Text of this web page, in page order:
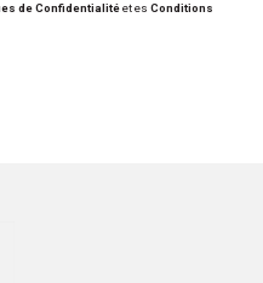
de Confidentialitéet es Conditions